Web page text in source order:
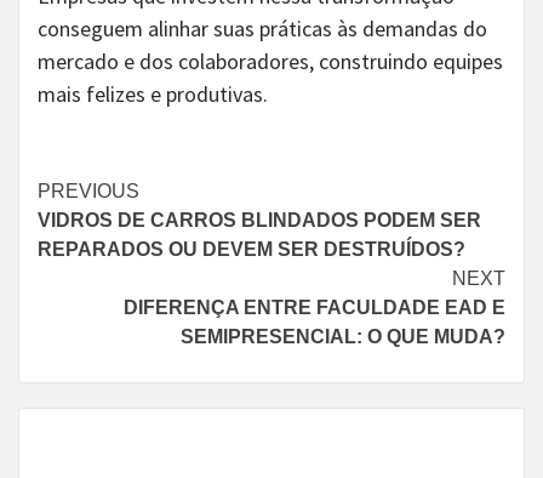
conseguem alinhar suas práticas às demandas do
mercado e dos colaboradores, construindo equipes
mais felizes e produtivas.
Continue
Reading
PREVIOUS
VIDROS DE CARROS BLINDADOS PODEM SER
REPARADOS OU DEVEM SER DESTRUÍDOS?
NEXT
DIFERENÇA ENTRE FACULDADE EAD E
SEMIPRESENCIAL: O QUE MUDA?